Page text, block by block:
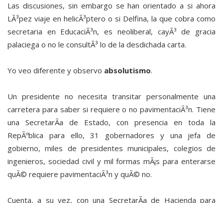
Las discusiones, sin embargo se han orientado a si ahora
LÃ³pez viaje en helicÃ³ptero o si Delfina, la que cobra como
secretaria en EducaciÃ³n, es neoliberal, cayÃ³ de gracia
palaciega o no le consultÃ³ lo de la desdichada carta.
Yo veo diferente y observo absolutismo.
Un presidente no necesita transitar personalmente una
carretera para saber si requiere o no pavimentaciÃ³n. Tiene
una SecretarÃ­a de Estado, con presencia en toda la
RepÃºblica para ello, 31 gobernadores y una jefa de
gobierno, miles de presidentes municipales, colegios de
ingenieros, sociedad civil y mil formas mÃ¡s para enterarse
quÃ© requiere pavimentaciÃ³n y quÃ© no.
Cuenta, a su vez, con una SecretarÃ­a de Hacienda para